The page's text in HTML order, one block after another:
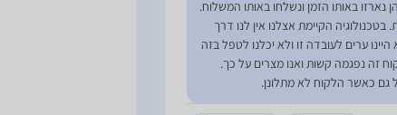
באותו הזמן ונשלחו באותו המשלוח.
הקיימת אצלנו אין לנו דרך
ערים לעובדה זו ולא יכלנו לטפל בזה
זה נפגמה קשות ואנו מצרים על כך.
גם כאשר הלקוח לא מתלונן.